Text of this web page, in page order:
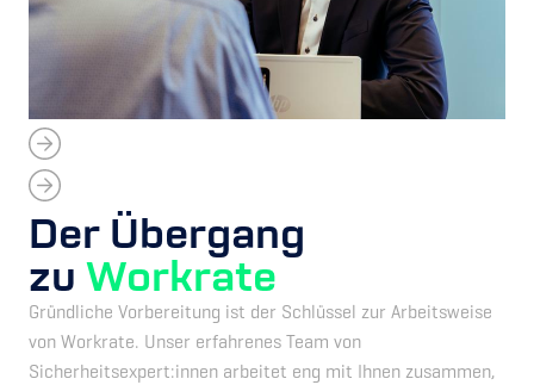
Der Übergang
zu Workrate
Gründliche Vorbereitung ist der Schlüssel zur Arbeitsweise
von Workrate. Unser erfahrenes Team von
Sicherheitsexpert:innen arbeitet eng mit Ihnen zusammen,